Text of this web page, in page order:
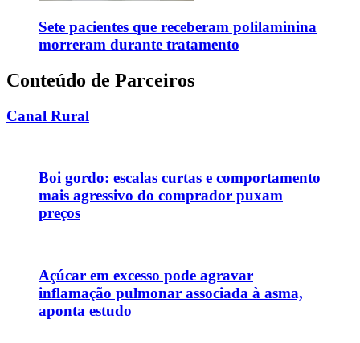
Sete pacientes que receberam polilaminina
morreram durante tratamento
Conteúdo de Parceiros
Canal Rural
Boi gordo: escalas curtas e comportamento
mais agressivo do comprador puxam
preços
Açúcar em excesso pode agravar
inflamação pulmonar associada à asma,
aponta estudo